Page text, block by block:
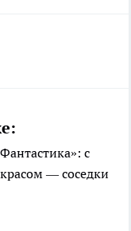
с
— соседки